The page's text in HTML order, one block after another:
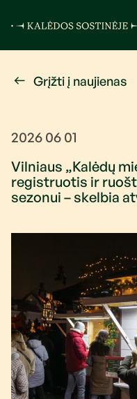
Grįžti į naujienas
2026 06 01
Vilniaus „Kalėdų
registruotis ir
sezonui – skelbia